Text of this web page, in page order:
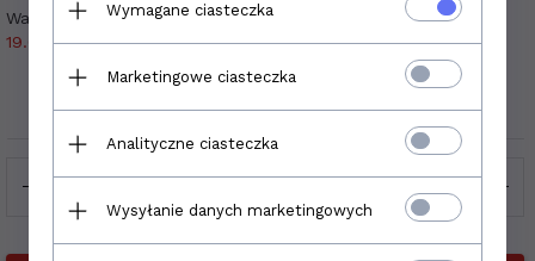
Waga produktu:
19.00
kg
Realizacja zamówienia:
3 - 5 dni
Producent:
Emigres
Wymagane ciasteczka
Marketingowe ciasteczka
Analityczne ciasteczka
Wysyłanie danych marketingowych